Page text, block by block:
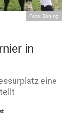
Foto: Böning
in
eine